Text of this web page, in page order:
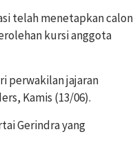
telah menetapkan calon
kursi anggota
perwakilan jajaran
Kamis (13/06).
Gerindra yang